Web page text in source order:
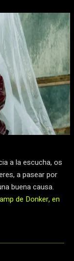
a la escucha, os
a pasear por
buena causa.
de Donker, en